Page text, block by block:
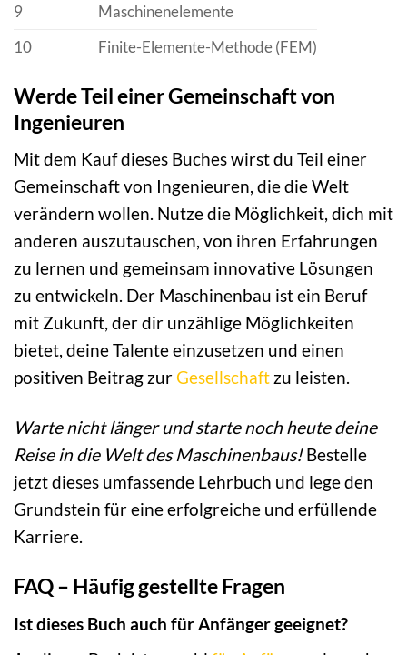
9
Maschinenelemente
10
Finite-Elemente-Methode (FEM)
Werde Teil einer Gemeinschaft von
Ingenieuren
Mit dem Kauf dieses Buches wirst du Teil einer
Gemeinschaft von Ingenieuren, die die Welt
verändern wollen. Nutze die Möglichkeit, dich mit
anderen auszutauschen, von ihren Erfahrungen
zu lernen und gemeinsam innovative Lösungen
zu entwickeln. Der Maschinenbau ist ein Beruf
mit Zukunft, der dir unzählige Möglichkeiten
bietet, deine Talente einzusetzen und einen
positiven Beitrag zurGesellschaft zu leisten.
Warte nicht länger und starte noch heute deine
Reise in die Welt des Maschinenbaus!Bestelle
jetzt dieses umfassende Lehrbuch und lege den
Grundstein für eine erfolgreiche und erfüllende
Karriere.
FAQ – Häufig gestellte Fragen
Ist dieses Buch auch für Anfänger geeignet?